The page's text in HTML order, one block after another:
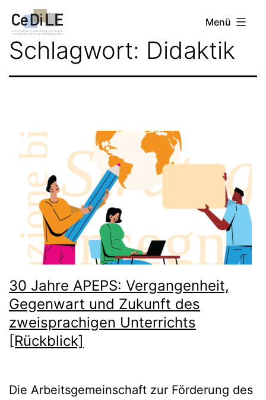
Inhalt
springen
CeDiLE Menü
Schlagwort: Didaktik
30 Jahre APEPS: Vergangenheit,
Gegenwart und Zukunft des
zweisprachigen Unterrichts
[Rückblick]
Die Arbeitsgemeinschaft zur Förderung des